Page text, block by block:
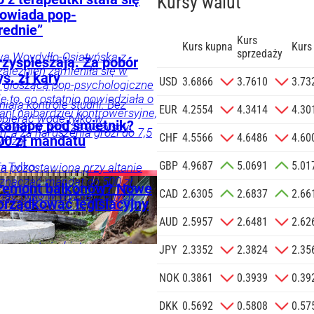
na
na podany
o.o. w imieniu
zlecenie jej
SIĘ
pop-
Woydyłło-Osiatyńska z
zamieniła się w
pop-psychologiczne
to, co ostatnio powiedziała o
najbardziej kontrowersyjne,
w tym, że wszyscy
Tylko
Za pobór
zł kary
kontrole studni. Bez
wodę tylko w
a za naruszenia grozi do 7,5
pod śmietnik?
zł mandatu
pozostawiona przy altanie
mandat do 500 zł.
tylko w wyznaczonych
balkonów? Nowe
legislacyjny
zostać objęte nowymi
Kurs kupna Kurs
sprzedaży
USD 3.6866 3.7610
EUR 4.2554 4.3414
CHF 4.5566 4.6486
GBP 4.9687 5.0691
CAD 2.6305 2.6837
AUD 2.5957 2.6481
JPY 2.3352 2.3824
NOK 0.3861 0.3939
DKK 0.5692 0.5808